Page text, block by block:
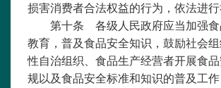
损害消费者合法权益的行为，依法进行
第十条 各级人民政府应当加强食
教育，普及食品安全知识，鼓励社会
性自治组织、食品生产经营者开展食
规以及食品安全标准和知识的普及工